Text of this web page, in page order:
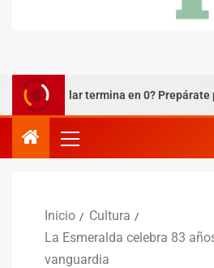
termina en 0? Prepárate para
Inicio
Cultura
La Esmeralda celebra 83
vanguardia